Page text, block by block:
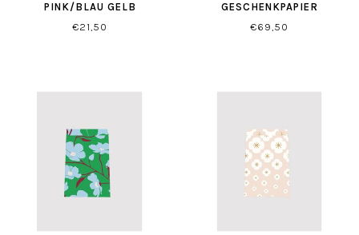
PINK/BLAU GELB
GESCHENKBEUTEL
€21,50
GESCHENKPAPIER
€69,50